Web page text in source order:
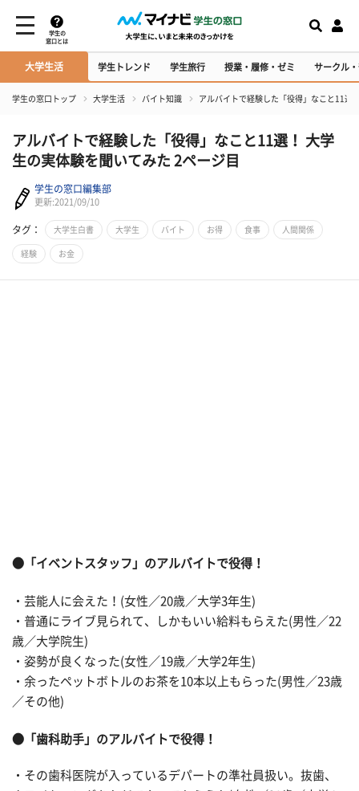
学生の
窓口とは
大学生活 学生トレンド 学生旅行 授業・履修・ゼミ サークル
学生の窓口トップ 大学生活 バイト知識 アルバイトで経験した「役得」なこと11選
アルバイトで経験した「役得」なこと11選！ 大学
生の実体験を聞いてみた 2ページ目
学生の窓口編集部
更新:2021/09/10
タグ： 大学生白書 大学生 バイト お得 食事 人間関係
経験 お金
●「イベントスタッフ」のアルバイトで役得！
・芸能人に会えた！(女性／20歳／大学3年生)
・普通にライブ見られて、しかもいい給料もらえた(男性／22
歳／大学院生)
・姿勢が良くなった(女性／19歳／大学2年生)
・余ったペットボトルのお茶を10本以上もらった(男性／23歳
／その他)
●「歯科助手」のアルバイトで役得！
・その歯科医院が入っているデパートの準社員扱い。抜歯、